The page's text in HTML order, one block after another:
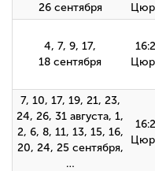
26 сентября
4, 7, 9, 17,
18 сентября
7, 10, 17, 19, 21, 23,
24, 26, 31 августа, 1,
2, 6, 8, 11, 13, 15, 16,
20, 24, 25 сентября,
…